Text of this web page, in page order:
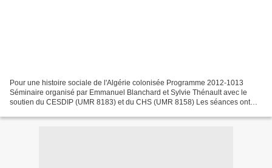
Pour une histoire sociale de l'Algérie colonisée Programme 2012-1013
Séminaire organisé par Emmanuel Blanchard et Sylvie Thénault avec le
soutien du CESDIP (UMR 8183) et du CHS (UMR 8158) Les séances ont